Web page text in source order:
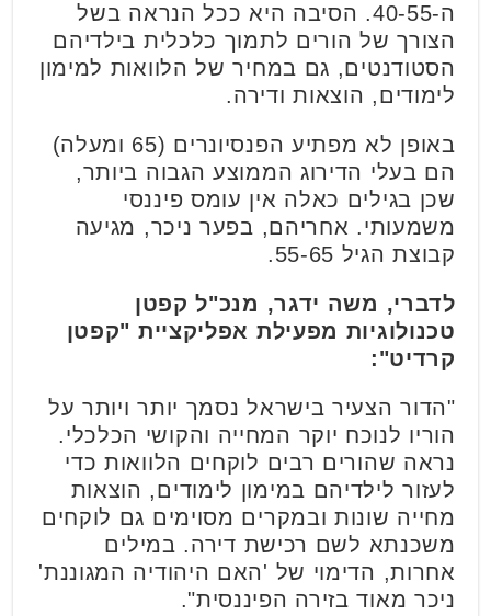
ה-40-55. הסיבה היא ככל הנראה בשל
הצורך של הורים לתמוך כלכלית בילדיהם
הסטודנטים, גם במחיר של הלוואות למימון
לימודים, הוצאות ודירה.
באופן לא מפתיע הפנסיונרים (65 ומעלה)
הם בעלי הדירוג הממוצע הגבוה ביותר,
שכן בגילים כאלה אין עומס פיננסי
משמעותי. אחריהם, בפער ניכר, מגיעה
קבוצת הגיל 55-65.
לדברי, משה ידגר, מנכ"ל קפטן
טכנולוגיות מפעילת אפליקציית "קפטן
קרדיט":
"הדור הצעיר בישראל נסמך יותר ויותר על
הוריו לנוכח יוקר המחייה והקושי הכלכלי.
נראה שהורים רבים לוקחים הלוואות כדי
לעזור לילדיהם במימון לימודים, הוצאות
מחייה שונות ובמקרים מסוימים גם לוקחים
משכנתא לשם רכישת דירה. במילים
אחרות, הדימוי של 'האם היהודיה המגוננת'
ניכר מאוד בזירה הפיננסית".